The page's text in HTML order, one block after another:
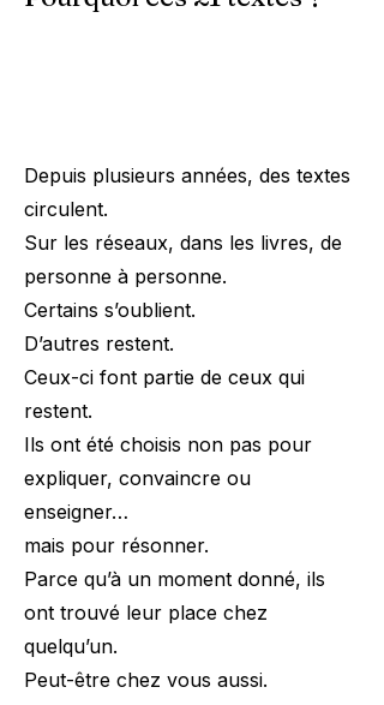
Depuis plusieurs années, des textes
circulent.
Sur les réseaux, dans les livres, de
personne à personne.
Certains s’oublient.
D’autres restent.
Ceux-ci font partie de ceux qui
restent.
Ils ont été choisis non pas pour
expliquer, convaincre ou
enseigner…
mais pour résonner.
Parce qu’à un moment donné, ils
ont trouvé leur place chez
quelqu’un.
Peut-être chez vous aussi.